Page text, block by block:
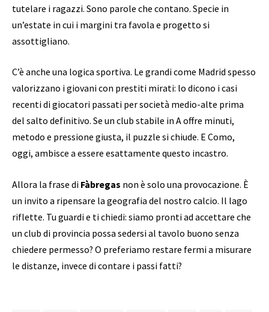
tutelare i ragazzi. Sono parole che contano. Specie in
un’estate in cui i margini tra favola e progetto si
assottigliano.
C’è anche una logica sportiva. Le grandi come Madrid spesso
valorizzano i giovani con prestiti mirati: lo dicono i casi
recenti di giocatori passati per società medio-alte prima
del salto definitivo. Se un club stabile in A offre minuti,
metodo e pressione giusta, il puzzle si chiude. E Como,
oggi, ambisce a essere esattamente questo incastro.
Allora la frase di Fàbregas non è solo una provocazione. È
un invito a ripensare la geografia del nostro calcio. Il lago
riflette. Tu guardi e ti chiedi: siamo pronti ad accettare che
un club di provincia possa sedersi al tavolo buono senza
chiedere permesso? O preferiamo restare fermi a misurare
le distanze, invece di contare i passi fatti?